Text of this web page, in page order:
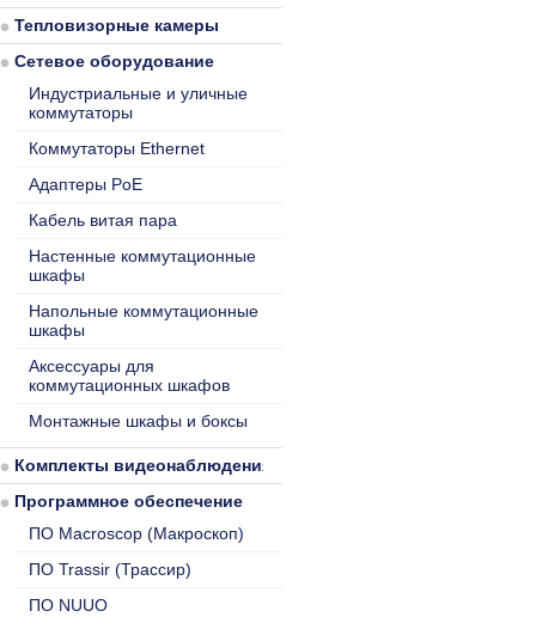
Тепловизорные камеры
Сетевое оборудование
Индустриальные и уличные
коммутаторы
Коммутаторы Ethernet
Адаптеры PoE
Кабель витая пара
Настенные коммутационные
шкафы
Напольные коммутационные
шкафы
Аксессуары для
коммутационных шкафов
Монтажные шкафы и боксы
Комплекты видеонаблюдения
Программное обеспечение
ПО Macroscop (Макроскоп)
ПО Trassir (Трассир)
ПО NUUO